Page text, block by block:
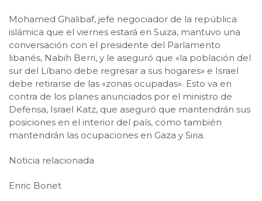
Mohamed Ghalibaf, jefe negociador de la república
islámica que el viernes estará en Suiza, mantuvo una
conversación con el presidente del Parlamento
libanés, Nabih Berri, y le aseguró que «la población del
sur del Líbano debe regresar a sus hogares» e Israel
debe retirarse de las «zonas ocupadas». Esto va en
contra de los planes anunciados por el ministro de
Defensa, Israel Katz, que aseguró que mantendrán sus
posiciones en el interior del país, como también
mantendrán las ocupaciones en Gaza y Siria.
Noticia relacionada
Enric Bonet